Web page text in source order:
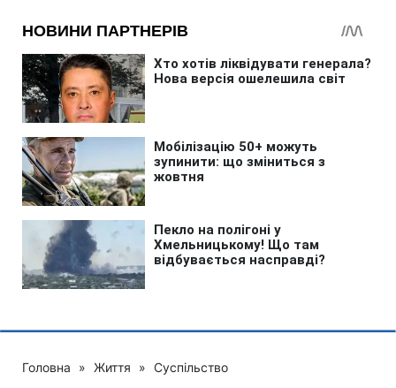
Головна » Життя » Суспільство